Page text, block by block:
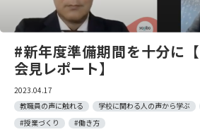
#新年度準備期間を十分に
会見レポート】
2023.04.17
教職員の声に触れる
学校に関わる人の声から学ぶ
#授業づくり
#働き方